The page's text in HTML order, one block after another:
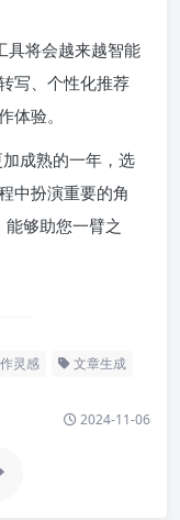
具将会越来越智能
写、个性化推荐
体验。
成熟的一年，选
中扮演重要的角
够助您一臂之
灵感 文章生成
2024-11-06